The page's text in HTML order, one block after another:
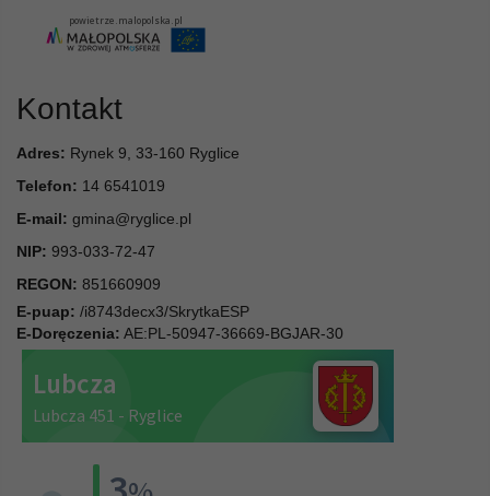
Kontakt
Adres: Rynek 9, 33-160 Ryglice
Telefon: 14 6541019
E-mail: gmina@ryglice.pl
NIP: 993-033-72-47
REGON: 851660909
E-puap: /i8743decx3/SkrytkaESP
E-Doręczenia: AE:PL-50947-36669-BGJAR-30